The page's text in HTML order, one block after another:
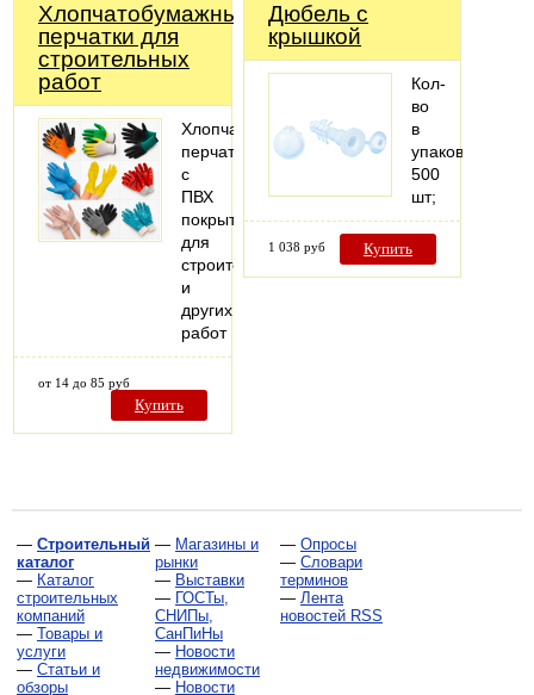
Хлопчатобумажные
перчатки для
строительных
работ
Хлопчатобумажные
перчатки
с
ПВХ
покрытием
для
строительных
и
других
работ
от 14 до 85 руб
Купить
Дюбель с
крышкой
Кол-
во
в
упаковке:
500
шт;
1 038 руб Купить
— Строительный
каталог
— Каталог
строительных
компаний
— Товары и
услуги
— Статьи и
обзоры
— Магазины и
рынки
— Выставки
— ГОСТы,
СНИПы,
СанПиНы
— Новости
недвижимости
— Новости
— Опросы
— Словари
терминов
— Лента
новостей RSS